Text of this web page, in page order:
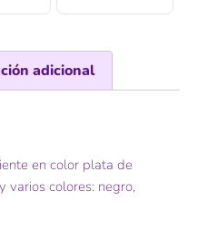
adicional
en color plata de
varios colores: negro,